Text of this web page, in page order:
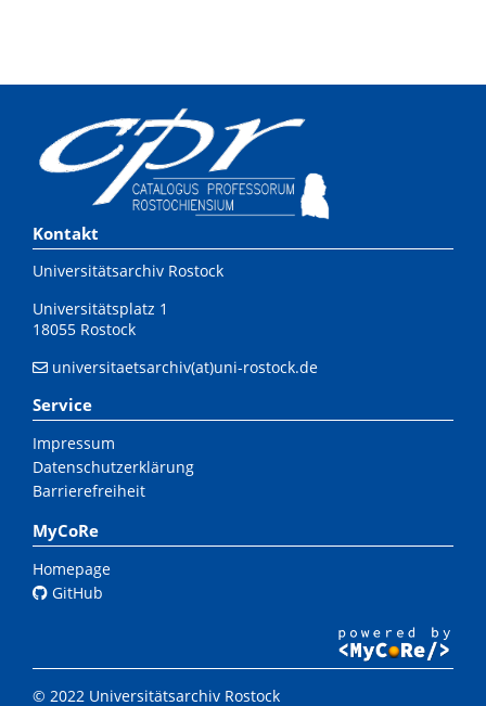
Kontakt
Universitätsarchiv Rostock
Universitätsplatz 1
18055 Rostock
universitaetsarchiv(at)uni-rostock.de
Service
Impressum
Datenschutzerklärung
Barrierefreiheit
MyCoRe
Homepage
GitHub
© 2022 Universitätsarchiv Rostock